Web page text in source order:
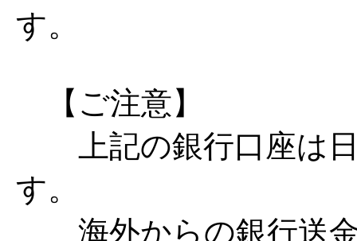
す。
【ご注意】
上記の銀行口座は日
す。
海外からの銀行送金